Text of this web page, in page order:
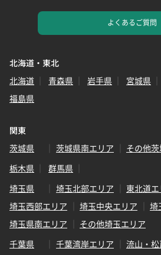
よくあるご質問
北海道・東北
北海道
青森県 岩手県 宮城県
福島県
関東
茨城県
茨城県南エリア
その他
栃木県
群馬県
埼玉県
埼玉北部エリア
東北道
埼玉西部エリア
埼玉中央エリア
埼
埼玉県南エリア
その他埼玉エリア
千葉県
千葉湾岸エリア
流山・